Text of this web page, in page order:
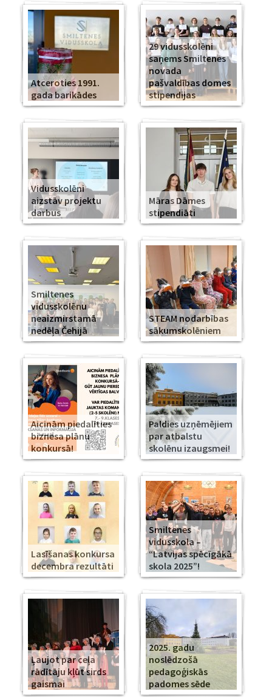
Atceroties 1991.
gada barikādes
29 vidusskolēni
saņems Smiltenes
novada
pašvaldības domes
stipendijas
Vidusskolēni
aizstāv projektu
darbus
Māras Dāmes
stipendiāti
Smiltenes
vidusskolēnu
neaizmirstamā
nedēļa Čehijā
STEAM nodarbības
sākumskolēniem
Aicinām piedalīties
biznesa plānu
konkursā!
Paldies uzņēmējiem
par atbalstu
skolēnu izaugsmei!
Lasīšanas konkursa
decembra rezultāti
Smiltenes
vidusskola –
“Latvijas spēcīgākā
skola 2025”!
Ļaujot par ceļa
rādītāju kļūt sirds
gaismai
2025. gadu
noslēdzošā
pedagoģiskās
padomes sēde